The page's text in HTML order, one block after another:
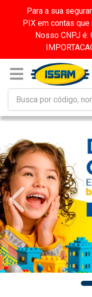
Para a sua
PIX em contas
Nosso CNPJ